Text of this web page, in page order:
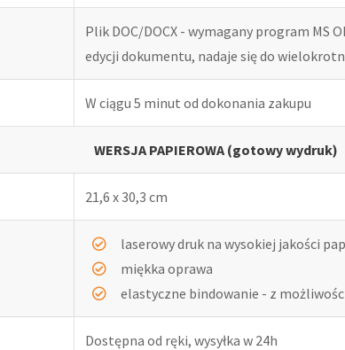
Plik DOC/DOCX - wymagany program MS
edycji dokumentu, nadaje się do
W ciągu 5 minut od dokonania zakupu
WERSJA PAPIEROWA (gotowy wydruk)
21,6 x 30,3 cm
laserowy druk na wysokiej jakości
miękka oprawa
elastyczne bindowanie - z
Dostępna od ręki, wysyłka w 24h